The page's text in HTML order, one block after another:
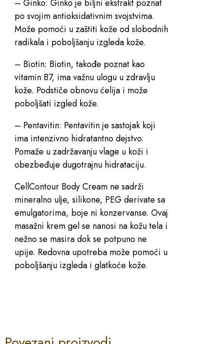
– Ginko: Ginko je biljni ekstrakt poznat
po svojim antioksidativnim svojstvima.
Može pomoći u zaštiti kože od slobodnih
radikala i poboljšanju izgleda kože.
– Biotin: Biotin, takođe poznat kao
vitamin B7, ima važnu ulogu u zdravlju
kože. Podstiče obnovu ćelija i može
poboljšati izgled kože.
– Pentavitin: Pentavitin je sastojak koji
ima intenzivno hidratantno dejstvo.
Pomaže u zadržavanju vlage u koži i
obezbeđuje dugotrajnu hidrataciju.
CellContour Body Cream ne sadrži
mineralno ulje, silikone, PEG derivate sa
emulgatorima, boje ni konzervanse. Ovaj
masažni krem gel se nanosi na kožu tela i
nežno se masira dok se potpuno ne
upije. Redovna upotreba može pomoći u
poboljšanju izgleda i glatkoće kože.